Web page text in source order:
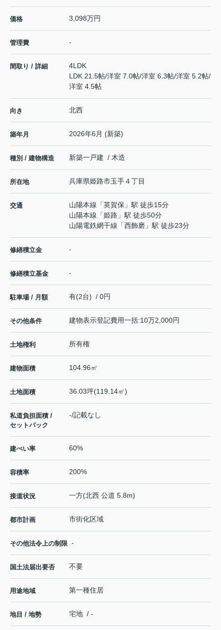
価格 3,098万円
管理費 -
間取り / 詳細
4LDK
LDK 21.5帖/洋室 7.0帖/洋室 6.3帖/洋室 5.2帖/
洋室 4.5帖
向き 北西
築年月 2026年6月 (新築)
種別 / 建物構造 新築一戸建 / 木造
所在地 兵庫県姫路市玉手４丁目
交通 山陽本線 「英賀保 」駅 徒歩15分
山陽本線 「姫路 」駅 徒歩50分
山陽電鉄網干線 「西飾磨 」駅 徒歩23分
修繕積立金 -
修繕積立基金 -
駐車場 / 月額 有(2台) / 0円
その他条件 建物表示登記費用一括:10万2,000円
土地権利 所有権
建物面積 104.96㎡
土地面積 36.03坪(119.14㎡)
私道負担面積 /
セットバック
-/記載なし
建ぺい率 60%
容積率 200%
接道状況 一方(北西 公道 5.8m)
都市計画 市街化区域
その他法令上の制限 -
国土法届出要否 不要
用途地域 第一種住居
地目 / 地勢 宅地 / -